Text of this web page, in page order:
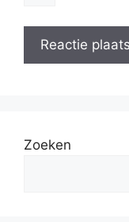
Zoeken